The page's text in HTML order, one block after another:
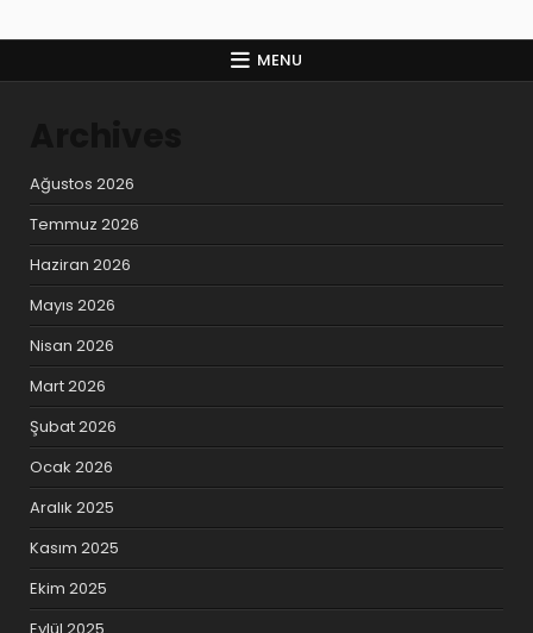
MENU
Ağustos 2026
Temmuz 2026
Haziran 2026
Mayıs 2026
Nisan 2026
Mart 2026
Şubat 2026
Ocak 2026
Aralık 2025
Kasım 2025
Ekim 2025